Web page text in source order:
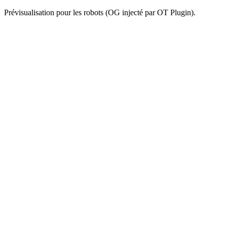
Prévisualisation pour les robots (OG injecté par OT Plugin).